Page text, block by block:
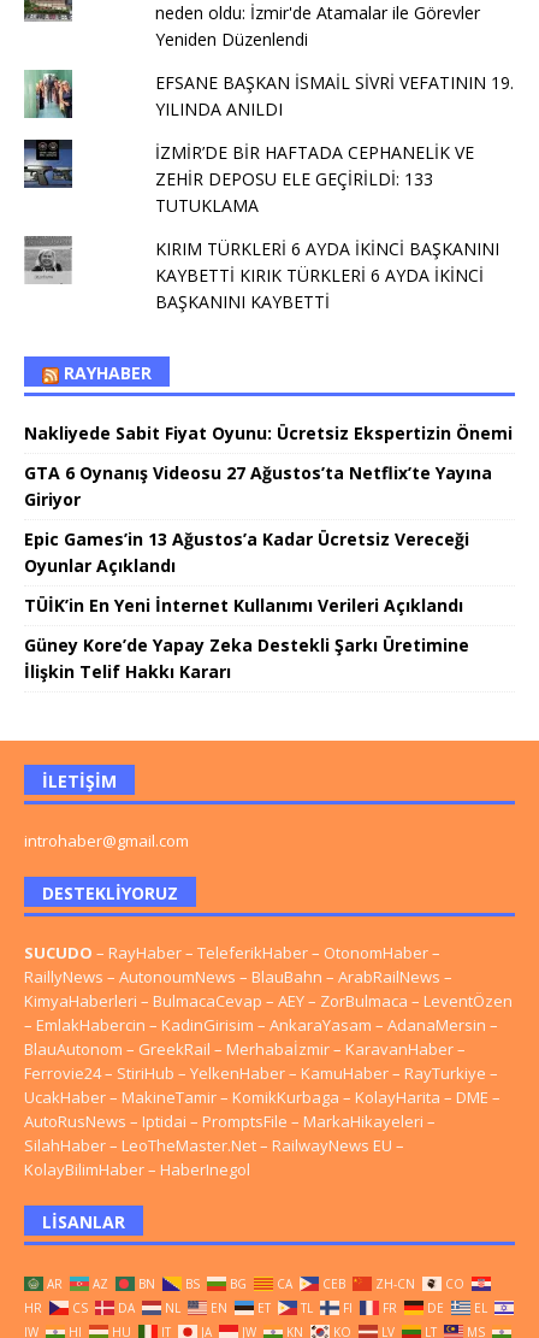
neden oldu: İzmir'de Atamalar ile Görevler
Yeniden Düzenlendi
EFSANE BAŞKAN İSMAİL SİVRİ VEFATININ 19.
YILINDA ANILDI
İZMİR’DE BİR HAFTADA CEPHANELİK VE
ZEHİR DEPOSU ELE GEÇİRİLDİ: 133
TUTUKLAMA
KIRIM TÜRKLERİ 6 AYDA İKİNCİ BAŞKANINI
KAYBETTİ KIRIK TÜRKLERİ 6 AYDA İKİNCİ
BAŞKANINI KAYBETTİ
RAYHABER
Nakliyede Sabit Fiyat Oyunu: Ücretsiz Ekspertizin Önemi
GTA 6 Oynanış Videosu 27 Ağustos’ta Netflix’te Yayına
Giriyor
Epic Games’in 13 Ağustos’a Kadar Ücretsiz Vereceği
Oyunlar Açıklandı
TÜİK’in En Yeni İnternet Kullanımı Verileri Açıklandı
Güney Kore’de Yapay Zeka Destekli Şarkı Üretimine
İlişkin Telif Hakkı Kararı
İLETIŞIM
introhaber@gmail.com
DESTEKLIYORUZ
SUCUDO – RayHaber– TeleferikHaber– OtonomHaber–
RaillyNews – AutonoumNews – BlauBahn – ArabRailNews –
KimyaHaberleri – BulmacaCevap – AEY– ZorBulmaca – LeventÖzen
– EmlakHabercin – KadinGirisim – AnkaraYasam – AdanaMersin –
BlauAutonom – GreekRail – Merhabaİzmir– KaravanHaber–
Ferrovie24– StiriHub – YelkenHaber– KamuHaber– RayTurkiye –
UcakHaber– MakineTamir– KomikKurbaga – KolayHarita – DME –
AutoRusNews – Iptidai – PromptsFile – MarkaHikayeleri –
SilahHaber– LeoTheMaster.Net– RailwayNews EU –
KolayBilimHaber– HaberInegol
LISANLAR
AR AZ BN BS BG CA CEB ZH-CN
CO
HR
CS DA NL EN ET TL FI FR DE
EL
IW
HI HU IT JA JW KN KO LV LT MS